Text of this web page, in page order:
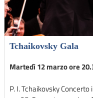
Tchaikovsky Gala
Martedì 12 marzo ore
P. I. Tchaikovsky